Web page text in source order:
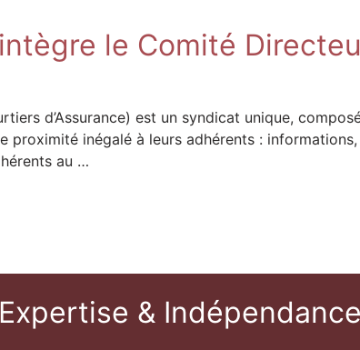
le Comité
d’Assurance) est un syndicat unique,
inégalé à leurs adhérents :
au …
Expertise & Indépendance